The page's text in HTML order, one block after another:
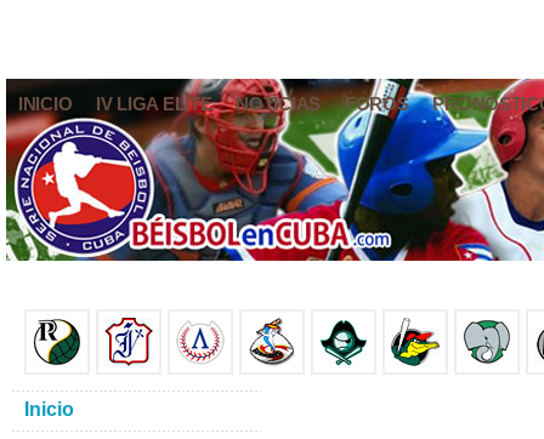
INICIO IV LIGA ELITE NOTICIAS FOROS
Inicio